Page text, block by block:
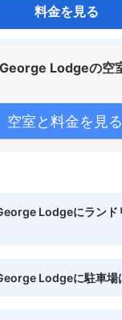
料金を見る
Lodgeの空
空室と料金を見る
Lodgeにランド
Lodgeに駐車場